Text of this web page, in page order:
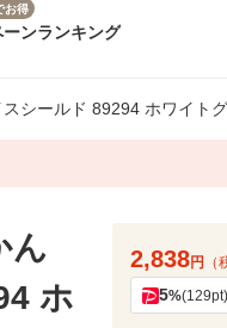
お得
ーンランキング
シールド 89294 ホワイト
ん
ホ
2,838円 （
5%(129pt)